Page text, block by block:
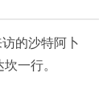
的沙特阿卜
一行。